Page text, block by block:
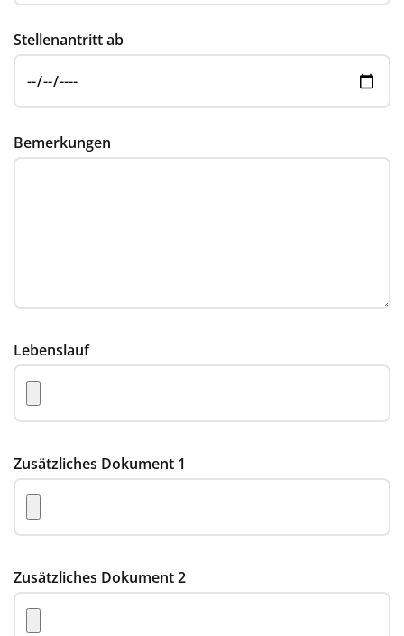
Stellenantritt ab
Bemerkungen
Lebenslauf
Zusätzliches Dokument 1
Zusätzliches Dokument 2